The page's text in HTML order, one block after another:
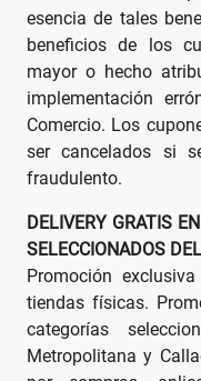
esencia de tales
beneficios de los
mayor o hecho
implementación
Comercio. Los
ser cancelados si
fraudulento.
DELIVERY GRATIS
SELECCIONADOS
Promoción exclusiva
tiendas físicas.
categorías
Metropolitana y